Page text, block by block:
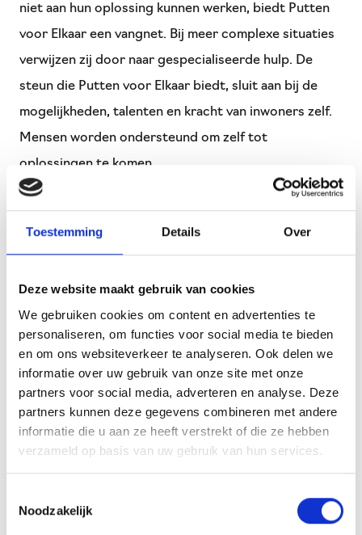
Toestemming Details Over
Deze website maakt gebruik van cookies
We gebruiken cookies om content en advertenties te
personaliseren, om functies voor social media te bieden
en om ons websiteverkeer te analyseren. Ook delen we
informatie over uw gebruik van onze site met onze
partners voor social media, adverteren en analyse. Deze
partners kunnen deze gegevens combineren met andere
informatie die u aan ze heeft verstrekt of die ze hebben
verzameld op basis van uw gebruik van hun services.
Noodzakelijk
niet aan hun oplossing kunnen werken, biedt Putten
voor Elkaar een vangnet. Bij meer complexe situaties
verwijzen zij door naar gespecialiseerde hulp. De
steun die Putten voor Elkaar biedt, sluit aan bij de
mogelijkheden, talenten en kracht van inwoners zelf.
Mensen worden ondersteund om zelf tot
oplossingen te komen.
De drie samenwerkende organisaties inclusief Actief
De drie bestuurders zijn het er over eens: “Het is een
mooie voortzetting van wat we in 2022 zijn
begonnen. Na het aflopen van het convenant willen
we onze samenwerking voortzetten en bestendigen,
omdat we alle drie geloven in de kracht ervan. We
werken aan hetzelfde doel: doen wat nodig is voor
het welzijn van de inwoners van de gemeente Putten.
We sluiten aan bij de vragen en behoeften van
inwoners én handelen in lijn met de geformuleerde
uitgangspunten. We doen dat ieder vanuit onze eigen